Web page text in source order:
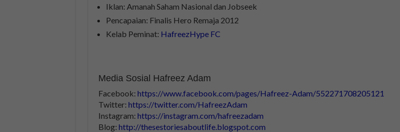
Iklan: Amanah Saham Nasional dan Jobseek
Pencapaian: Finalis Hero Remaja 2012
Kelab Peminat: HafreezHype FC
Media Sosial Hafreez Adam
Facebook: https://www.facebook.com/pages/Hafreez-Adam/552271708205121
Twitter: https://twitter.com/HafreezAdam
Instagram: https://instagram.com/hafreezadam
Blog: http://thesestoriesaboutlife.blogspot.com